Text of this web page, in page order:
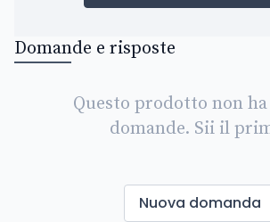
Domande e risposte
Questo prodotto non
domande. Sii il
Nuova domanda